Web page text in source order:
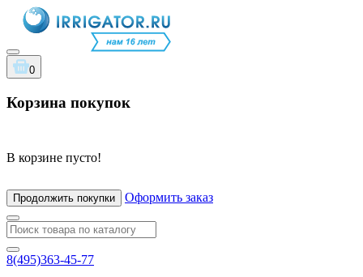
0
Корзина покупок
В корзине пусто!
Продолжить покупки Оформить заказ
8(495)363-45-77